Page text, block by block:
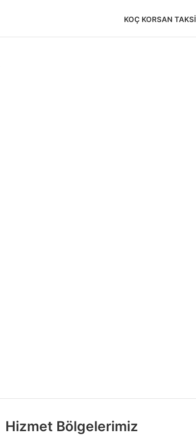
KOÇ KORSAN TAKSI
Hizmet Bölgelerimiz